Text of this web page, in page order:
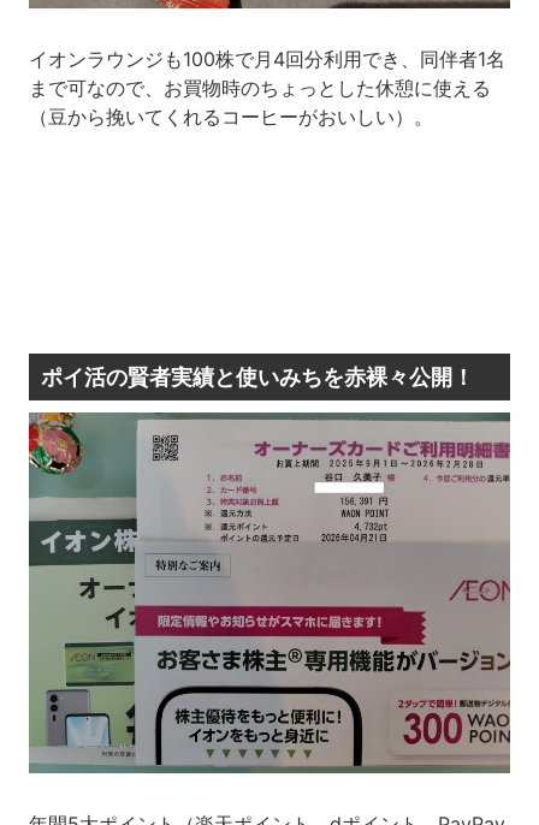
イオンラウンジも100株で月4回分利用でき、同伴者1名
まで可なので、お買物時のちょっとした休憩に使える
（豆から挽いてくれるコーヒーがおいしい）。
ポイ活の賢者実績と使いみちを赤裸々公開！